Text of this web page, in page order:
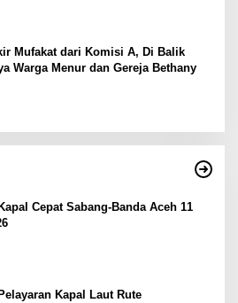
Mufakat dari Komisi A, Di Balik
Warga Menur dan Gereja Bethany
Cepat Sabang-Banda Aceh 11
Kapal Laut Rute